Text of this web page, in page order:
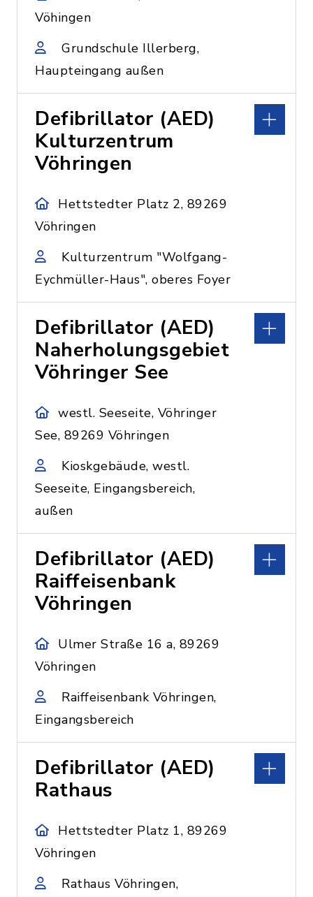
Vöhingen
Grundschule Illerberg,
Haupteingang außen
Defibrillator (AED)
Kulturzentrum
Vöhringen
Hettstedter Platz 2, 89269
Vöhringen
Kulturzentrum "Wolfgang-
Eychmüller-Haus", oberes Foyer
Defibrillator (AED)
Naherholungsgebiet
Vöhringer See
westl. Seeseite, Vöhringer
See, 89269 Vöhringen
Kioskgebäude, westl.
Seeseite, Eingangsbereich,
außen
Defibrillator (AED)
Raiffeisenbank
Vöhringen
Ulmer Straße 16 a, 89269
Vöhringen
Raiffeisenbank Vöhringen,
Eingangsbereich
Defibrillator (AED)
Rathaus
Hettstedter Platz 1, 89269
Vöhringen
Rathaus Vöhringen,